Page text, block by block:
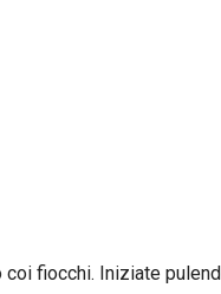
coi fiocchi. Iniziate